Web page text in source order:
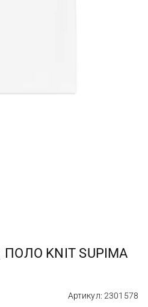
ПОЛО KNIT SUPIMA
Артикул: 2301578